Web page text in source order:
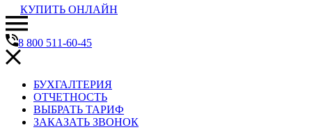
КУПИТЬ ОНЛАЙН
8 800 511-60-45
БУХГАЛТЕРИЯ
ОТЧЕТНОСТЬ
ВЫБРАТЬ ТАРИФ
ЗАКАЗАТЬ ЗВОНОК